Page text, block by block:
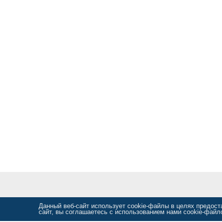
Данный веб-сайт использует cookie-файлы в целях
сайт, вы соглашаетесь с использованием нами cookie-